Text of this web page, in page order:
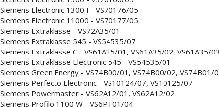
Siemens Electronic 1300 I - VS70176/05
Siemens Electronic 11000 - VS70177/05
Siemens Extraklasse - VS72A35/01
Siemens Extraklasse 545 - VS54535/07
Siemens Extraklasse C - VS61A35/01, VS61A35/02, VS61A35/
Siemens Extraklasse Electronic 545 - VS54535/01
Siemens Green Energy - VS74B00/01, VS74B00/02, VS74B01/
Siemens Perfecto Electronic - VS10124/07, VS10125/07
Siemens Powermaster - VS62A12/01, VS62A12/02
Siemens Profilo 1100 W - VS6PT01/04